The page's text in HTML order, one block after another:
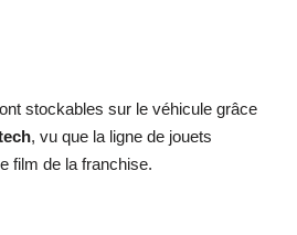
stockables sur le véhicule grâce
, vu que la ligne de jouets
film de la franchise.